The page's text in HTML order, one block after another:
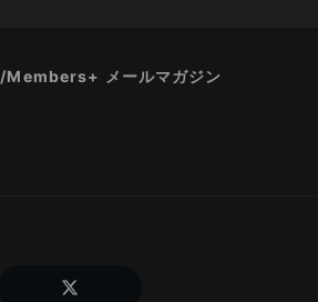
Members+ メールマガジン